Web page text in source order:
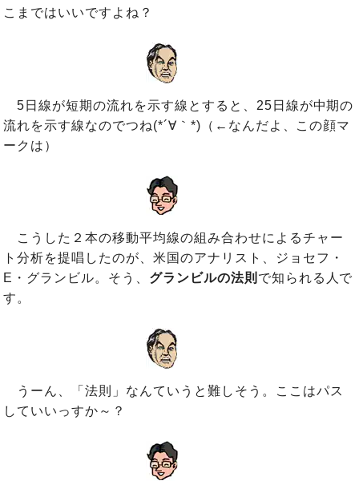
こまではいいですよね？
5日線が短期の流れを示す線とすると、25日線が中期の
流れを示す線なのでつね(*´∀｀*)（←なんだよ、この顔マ
ークは）
こうした２本の移動平均線の組み合わせによるチャー
ト分析を提唱したのが、米国のアナリスト、ジョセフ・
E・グランビル。そう、 グランビルの法則 で知られる人で
す。
うーん、「法則」なんていうと難しそう。ここはパス
していいっすか～？